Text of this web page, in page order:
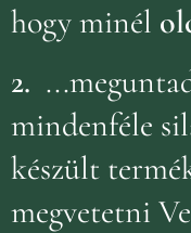
hogy minél
2.
mindenféle
készült
megvetetni